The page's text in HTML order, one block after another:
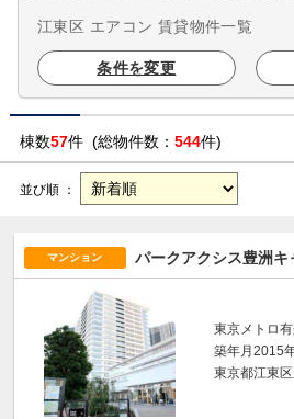
江東区 エアコン 賃貸物件一覧
条件を変更
棟数57件 (総物件数： 544件)
並び順 ：
マンション パークアクシス豊洲キ
東京メトロ
築年月2015
東京都江東